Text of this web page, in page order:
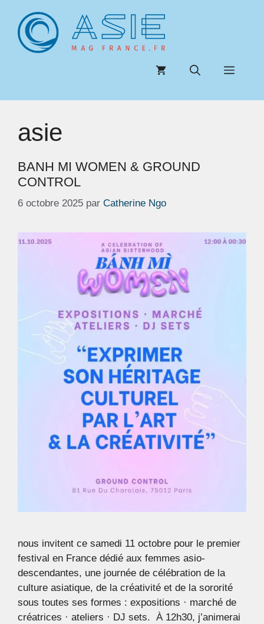
contenu
Menu
asie
BANH MI WOMEN & GROUND
CONTROL
6 octobre 2025 par Catherine Ngo
nous invitent ce samedi 11 octobre pour le premier
festival en France dédié aux femmes asio-
descendantes, une journée de célébration de la
culture asiatique, de la créativité et de la sororité
sous toutes ses formes : expositions · marché de
créatrices · ateliers · DJ sets. À 12h30, j’animerai